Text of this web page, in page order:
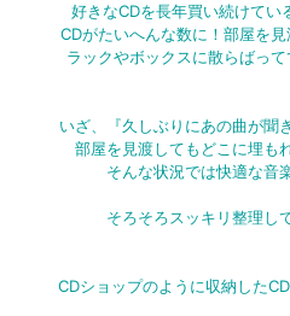
好きなCDを長年買い続けてい
CDがたいへんな数に！部屋を
ラックやボックスに散らばっ
いざ、『久しぶりにあの曲が聞
部屋を見渡してもどこに埋も
そんな状況では快適な音
そろそろスッキリ整理し
CDショップのように収納した